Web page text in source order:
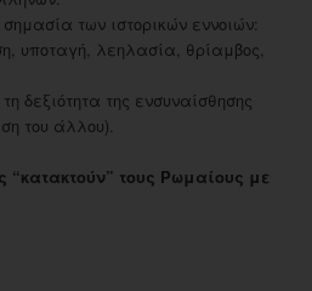
των ιστορικών εννοιών:
υποταγή, λεηλασία, θρίαμβος,
δεξιότητα της ενσυναίσθησης
του άλλου).
τους Ρωμαίους με